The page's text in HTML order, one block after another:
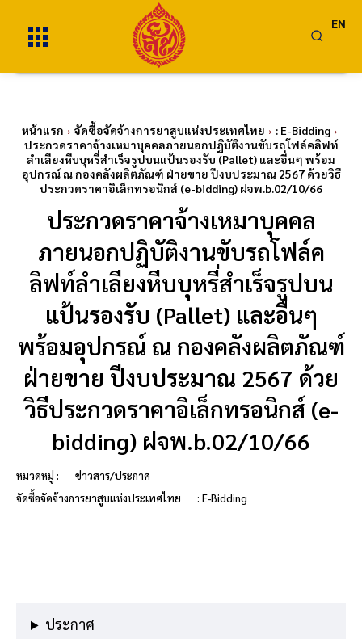
EN
หน้าแรก จัดซื้อจัดจ้างการยาสูบแห่งประเทศไทย
: E-Bidding
ประกวดราคาจ้างเหมาบุคคลภายนอกปฏิบัติงานขับรถโฟล์คลิฟท์
ลำเลียงหีบบุหรี่สำเร็จรูปบนแป้นรองรับ (Pallet) และอื่นๆ พร้อม
อุปกรณ์ ณ กองคลังผลิตภัณฑ์ ฝ่ายขาย ปีงบประมาณ 2567 ด้วยวิธี
ประกวดราคาอิเล็กทรอนิกส์ (e-bidding) ฝจพ.b.02/10/66
ประกวดราคาจ้างเหมาบุคคล
ภายนอกปฏิบัติงานขับรถโฟล์ค
ลิฟท์ลำเลียงหีบบุหรี่สำเร็จรูปบน
แป้นรองรับ (Pallet) และอื่นๆ
พร้อมอุปกรณ์ ณ กองคลังผลิตภัณฑ์
ฝ่ายขาย ปีงบประมาณ 2567 ด้วย
วิธีประกวดราคาอิเล็กทรอนิกส์ (e-
bidding) ฝจพ.b.02/10/66
หมวดหมู่ :
ข่าวสาร/ประกาศ
จัดซื้อจัดจ้างการยาสูบแห่งประเทศไทย
: E-Bidding
ประกาศ